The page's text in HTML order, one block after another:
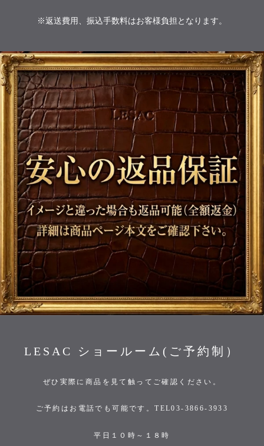
※返送費用、振込手数料はお客様負担となります。
LESAC ショールーム(ご予約制）
ぜひ実際に商品を見て触ってご確認ください。
ご予約はお電話でも可能です。TEL03-3866-3933
平日１０時～１８時